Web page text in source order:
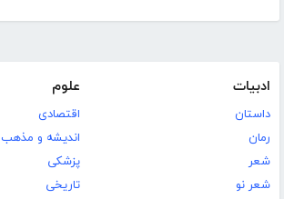
ادبیات
داستان
رمان
شعر
شعر نو
علوم
اقتصادی
اندیشه و مذهب
پزشکی
تاریخی